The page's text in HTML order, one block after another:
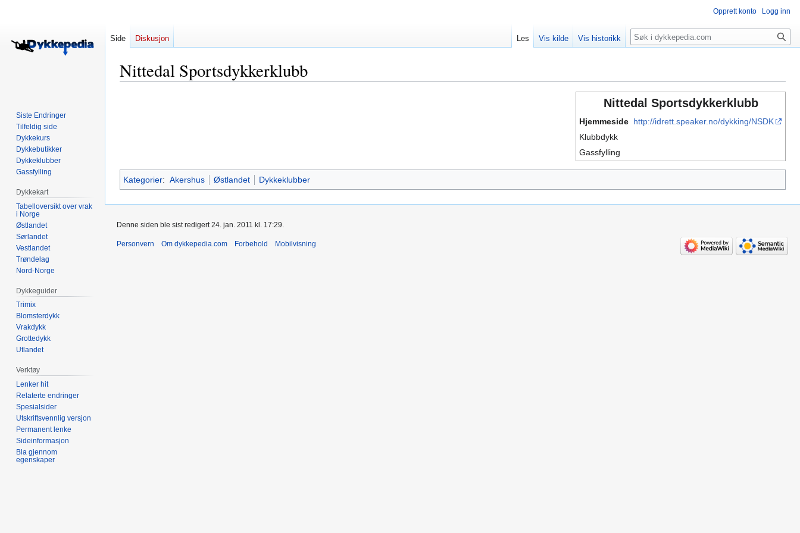
Nittedal Sportsdykkerklubb
Nittedal Sportsdykkerklubb
Hjemmeside http://idrett.speaker.no/dykking/NSDK
Klubbdykk
Gassfylling
Kategorier: Akershus Østlandet Dykkeklubber
Opprett konto Logg inn
Side Diskusjon Les Vis kilde Vis historikk Søk
Siste Endringer
Tilfeldig side
Dykkekurs
Dykkebutikker
Dykkeklubber
Gassfylling
Dykkekart
Tabelloversikt over vrak
i Norge
Østlandet
Sørlandet
Vestlandet
Trøndelag
Nord-Norge
Dykkeguider
Trimix
Blomsterdykk
Vrakdykk
Grottedykk
Utlandet
Verktøy
Lenker hit
Relaterte endringer
Spesialsider
Utskriftsvennlig versjon
Permanent lenke
Sideinformasjon
Bla gjennom
egenskaper
Denne siden ble sist redigert 24. jan. 2011 kl. 17:29.
Personvern Om dykkepedia.com Forbehold Mobilvisning